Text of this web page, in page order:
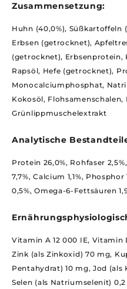
Zusammensetzung:
Huhn (40,0%),
Erbsen (getrocknet),
(getrocknet), Erbsenprotein,
Rapsöl, Hefe (getrocknet),
Monocalciumphosphat,
Kokosöl,
Grünlippmuschelextrakt
Analytische
Protein 26,0%, Rohfaser
7,7%, Calcium 1,1%,
0,5%, Omega-6-Fettsäuren
Vitamin A 12 000 IE, Vitamin
Zink (als Zinkoxid) 70 mg,
Pentahydrat) 10 mg, Jod
Selen (als Natriumselenit)